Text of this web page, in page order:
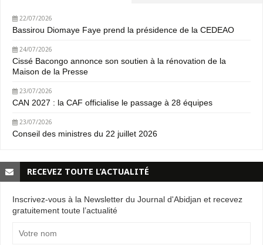
22/07/2026
Bassirou Diomaye Faye prend la présidence de la CEDEAO
24/07/2026
Cissé Bacongo annonce son soutien à la rénovation de la
Maison de la Presse
23/07/2026
CAN 2027 : la CAF officialise le passage à 28 équipes
23/07/2026
Conseil des ministres du 22 juillet 2026
RECEVEZ TOUTE L’ACTUALITÉ
Inscrivez-vous à la Newsletter du Journal d'Abidjan et recevez
gratuitement toute l’actualité